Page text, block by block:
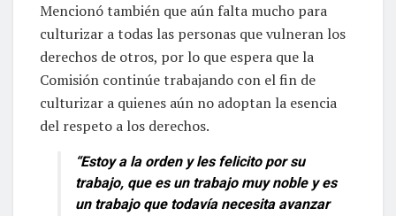
Mencionó también que aún falta mucho para
culturizar a todas las personas que vulneran los
derechos de otros, por lo que espera que la
Comisión continúe trabajando con el fin de
culturizar a quienes aún no adoptan la esencia
del respeto a los derechos.
“Estoy a la orden y les felicito por su
trabajo, que es un trabajo muy noble y es
un trabajo que todavía necesita avanzar